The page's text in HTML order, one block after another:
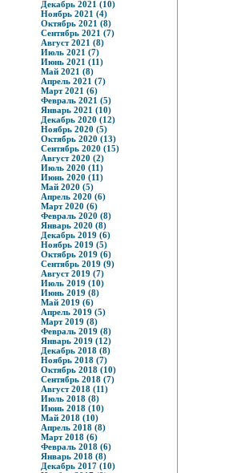
Декабрь 2021 (10)
Ноябрь 2021 (4)
Октябрь 2021 (8)
Сентябрь 2021 (7)
Август 2021 (8)
Июль 2021 (7)
Июнь 2021 (11)
Май 2021 (8)
Апрель 2021 (7)
Март 2021 (6)
Февраль 2021 (5)
Январь 2021 (10)
Декабрь 2020 (12)
Ноябрь 2020 (5)
Октябрь 2020 (13)
Сентябрь 2020 (15)
Август 2020 (2)
Июль 2020 (11)
Июнь 2020 (11)
Май 2020 (5)
Апрель 2020 (6)
Март 2020 (6)
Февраль 2020 (8)
Январь 2020 (8)
Декабрь 2019 (6)
Ноябрь 2019 (5)
Октябрь 2019 (6)
Сентябрь 2019 (9)
Август 2019 (7)
Июль 2019 (10)
Июнь 2019 (8)
Май 2019 (6)
Апрель 2019 (5)
Март 2019 (8)
Февраль 2019 (8)
Январь 2019 (12)
Декабрь 2018 (8)
Ноябрь 2018 (7)
Октябрь 2018 (10)
Сентябрь 2018 (7)
Август 2018 (11)
Июль 2018 (8)
Июнь 2018 (10)
Май 2018 (10)
Апрель 2018 (8)
Март 2018 (6)
Февраль 2018 (6)
Январь 2018 (8)
Декабрь 2017 (10)